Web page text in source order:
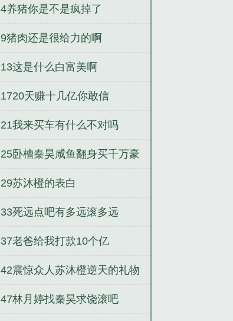
4养猪你是不是疯掉了
9猪肉还是很给力的啊
13这是什么白富美啊
1720天赚十几亿你敢信
21我来买车有什么不对吗
25卧槽秦昊咸鱼翻身买千万豪
车
29苏沐橙的表白
33死远点吧有多远滚多远
37老爸给我打款10个亿
42震惊众人苏沐橙逆天的礼物
47林月婷找秦昊求饶滚吧